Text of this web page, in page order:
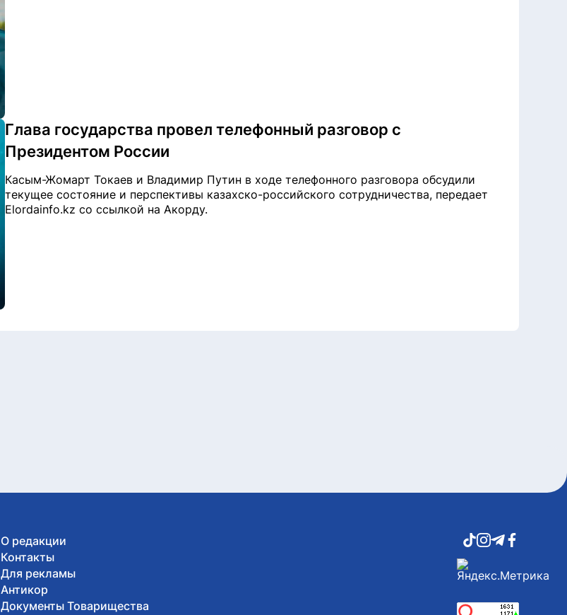
Глава государства провел телефонный разговор с
Президентом России
Касым-Жомарт Токаев и Владимир Путин в ходе телефонного разговора обсудили
текущее состояние и перспективы казахско-российского сотрудничества, передает
Elordainfo.kz со ссылкой на Акорду.
О редакции
Контакты
Для рекламы
Антикор
Документы Товарищества